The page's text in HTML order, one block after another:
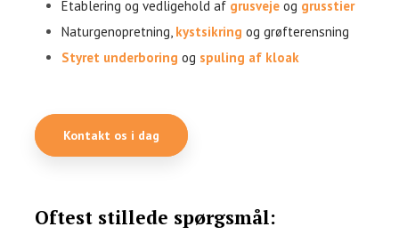
Etablering og vedligehold af grusveje og grusstier
Naturgenopretning, kystsikringog grøfterensning
Styret underboring og spuling af kloak​
Kontakt os i dag
Oftest stillede spørgsmål: